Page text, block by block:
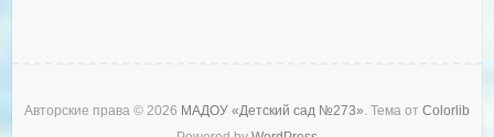
Авторские права © 2026 МАДОУ «Детский сад №273». Тема от Colorlib